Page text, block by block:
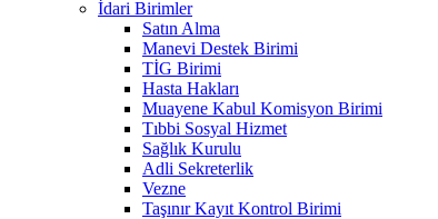
İdari Birimler
Satın Alma
Manevi Destek Birimi
TİG Birimi
Hasta Hakları
Muayene Kabul Komisyon Birimi
Tıbbi Sosyal Hizmet
Sağlık Kurulu
Adli Sekreterlik
Vezne
Taşınır Kayıt Kontrol Birimi